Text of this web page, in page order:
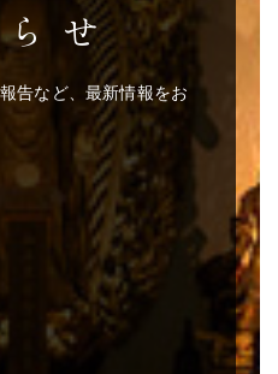
せ
告など、最新情報をお